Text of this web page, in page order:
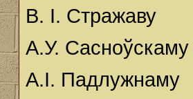
B. І. Стражаву
А.У. Сасноўскаму
А.І. Падлужнаму